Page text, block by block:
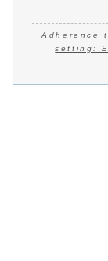
Adherence
setting: